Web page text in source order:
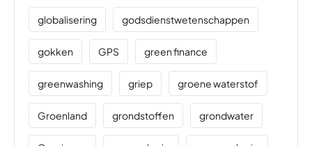
globalisering godsdienstwetenschappen
gokken GPS green finance
greenwashing griep groene waterstof
Groenland grondstoffen grondwater